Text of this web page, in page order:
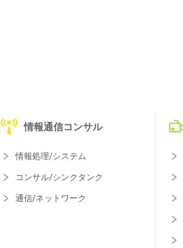
情報通信コンサル
情報処理/システム
コンサル/シンクタンク
通信/ネットワーク